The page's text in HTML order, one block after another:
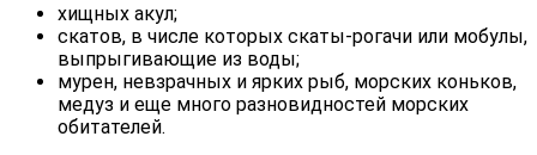
хищных акул;
скатов, в числе которых скаты-рогачи или мобулы,
выпрыгивающие из воды;
мурен, невзрачных и ярких рыб, морских коньков,
медуз и еще много разновидностей морских
обитателей.